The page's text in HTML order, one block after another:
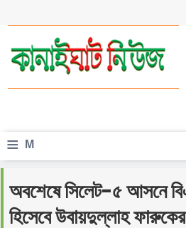
≡ M
n
u
অবশেষে সিলেট-৫ আসনে
হিসেবে উবায়দুল্লাহ